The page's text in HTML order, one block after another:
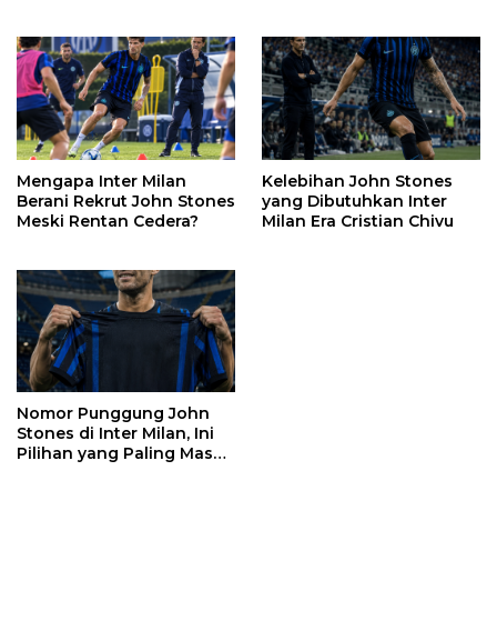
Mengapa Inter Milan
Berani Rekrut John Stones
Meski Rentan Cedera?
Kelebihan John Stones
yang Dibutuhkan Inter
Milan Era Cristian Chivu
Nomor Punggung John
Stones di Inter Milan, Ini
Pilihan yang Paling Masuk